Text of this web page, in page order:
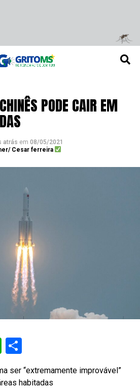
PODE CAIR EM
atrás em 08/05/2021
Cesar ferreira
WhatsApp
Share
ser “extremamente improvável”
habitadas